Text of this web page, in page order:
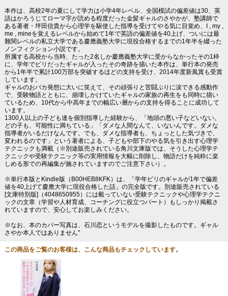
本作は、高校2年の夏にして学力は小学4年レベル、全国模試の偏差値は30、英
語はかろうじてローマ字が読める程度だった金髪ギャルのさやかが、塾講師で
ある著者・坪田信貴から心理学を駆使した指導を受けてやる気に目覚め、I , my ,
me , mineを覚えるレベルから始めて1年で英語の偏差値を40上げ、ついには最
難関レベルの私立大学である慶應義塾大学に現役合格するまでの1年半を綴った
ノンフィクション小説です。
所属する高校から当時、たった2名しか慶應義塾大学に受からなかったその1枠
に、学年でビリだったギャルが入ったその奇跡を描いた本作は、単行本の発売
から1年半で累計100万部を突破するほどの支持を受け、2014年度新風賞も受賞
しています。
ギャルのおバカ発想に大いに笑えて、その頑張りと苦闘ぶりに涙できる感動作
で、受験物語とともに、崩壊しかけていたギャルの家族の再生をも同時に描い
ているため、10代から中高年までの幅広い層からの支持を得ることに成功して
います。
1300人以上の子ども達を個別指導した経験から、「地頭の悪い子などいない。
どの子も、可能性に満ちている」「ダメな人間なんて、いないんです。ダメな
指導者がいるだけなんです。でも、ダメな指導者も、ちょっとした気づきで、
変われるのです」という著者による、子どもや部下のやる気を引き出す心理学
テクニックも満載（※別途販売されている角川文庫版では、そうした心理学テ
クニックや受験テクニック等の実用情報を大幅に削除し、物語だけを純粋に楽
しめる形での再編集が施されていますのでご注意下さい）。
※単行本版とKindle版（B00HEB8KFK）は、「学年ビリのギャルが1年で偏差
値を40上げて慶應大学に現役合格した話」の完全版です。別途販売されている
[文庫特別版]（4048650955）には載っていない受験テクニックや心理学テクニ
ックの文章（学習や人材育成、コーチングに役立つパート）もしっかり掲載さ
れていますので、安心してお楽しみください。
※なお、本のカバー写真は、石川恋というモデルを撮影したものです。ギャル
さやか本人ではありません"
この商品をご覧のお客様は、こんな商品もチェックしています。